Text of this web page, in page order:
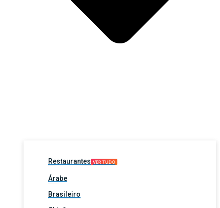
Restaurantes VER TUDO
Árabe
Brasileiro